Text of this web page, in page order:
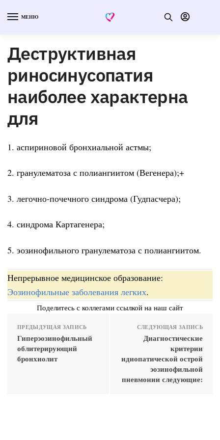
МЕНЮ
Деструктивная
риносинусопатия
наиболее характерна
для
1. аспириновой бронхиальной астмы;
2. гранулематоза с полиангиитом (Вегенера);+
3. легочно-почечного синдрома (Гудпасчера);
4. синдрома Картагенера;
5. эозинофильного гранулематоза с полиангиитом.
Непрерывное медицинское образование:
Эозинофильные заболевания легких.
Поделитесь с коллегами ссылкой на наш сайт
ПРЕДЫДУЩАЯ ЗАПИСЬ
Гиперэозинофильный
облитерирующий
бронхиолит
СЛЕДУЮЩАЯ ЗАПИСЬ
Диагностические
критерии
идиопатической острой
эозинофильной
пневмонии следующие: